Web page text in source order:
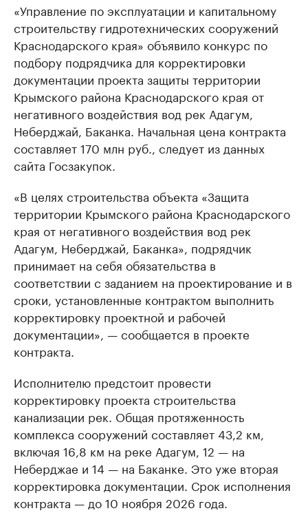
«Управление по эксплуатации и капитальному
строительству гидротехнических сооружений
Краснодарского края» объявило конкурс по
подбору подрядчика для корректировки
документации проекта защиты территории
Крымского района Краснодарского края от
негативного воздействия вод рек Адагум,
Неберджай, Баканка. Начальная цена контракта
составляет 170 млн руб., следует из данных
сайта Госзакупок.
«В целях строительства объекта «Защита
территории Крымского района Краснодарского
края от негативного воздействия вод рек
Адагум, Неберджай, Баканка», подрядчик
принимает на себя обязательства в
соответствии с заданием на проектирование и в
сроки, установленные контрактом выполнить
корректировку проектной и рабочей
документации», — сообщается в проекте
контракта.
Исполнителю предстоит провести
корректировку проекта строительства
канализации рек. Общая протяженность
комплекса сооружений составляет 43,2 км,
включая 16,8 км на реке Адагум, 12 — на
Неберджае и 14 — на Баканке. Это уже вторая
корректировка документации. Срок исполнения
контракта — до 10 ноября 2026 года.